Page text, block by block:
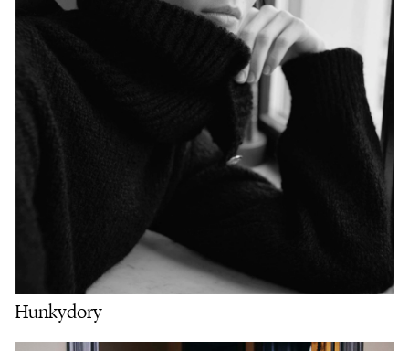
Hunkydory